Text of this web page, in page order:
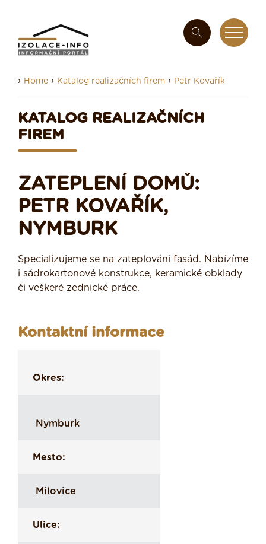
› Home › Katalog realizačních firem › Petr Kovařík
KATALOG REALIZAČNÍCH
FIREM
ZATEPLENÍ DOMŮ:
PETR KOVAŘÍK,
NYMBURK
Specializujeme se na zateplování fasád. Nabízíme
i sádrokartonové konstrukce, keramické obklady
či veškeré zednické práce.
Kontaktní informace
Okres:
Nymburk
Mesto:
Milovice
Ulice: